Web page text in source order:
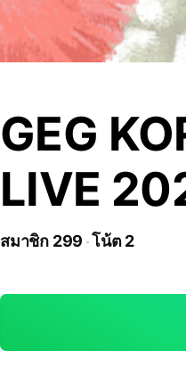
GEG
LIVE
สมาชิก 299 โน้ต 2